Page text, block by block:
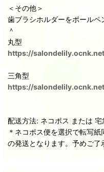
＜その他＞
歯ブラシホルダーをボールペ
＾
丸型
https://
三角型
https://
配送方法: ネコポス または 宅
＊ネコポス便を選択で転写
の発送となります。予めご了